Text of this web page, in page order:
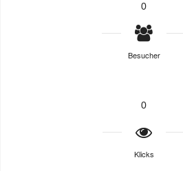
0
Besucher
0
Klicks